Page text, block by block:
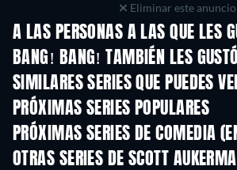
Eliminar este anuncio
A LAS PERSONAS A LAS QUE LES
BANG! BANG! TAMBIÉN LES GUSTÓ
TV
SIMILARES SERIES QUE PUEDES
TV
PRÓXIMAS SERIES POPULARES
TV
PRÓXIMAS SERIES DE COMEDIA
Temporada 6 Temporada
OTRAS SERIES DE SCOTT